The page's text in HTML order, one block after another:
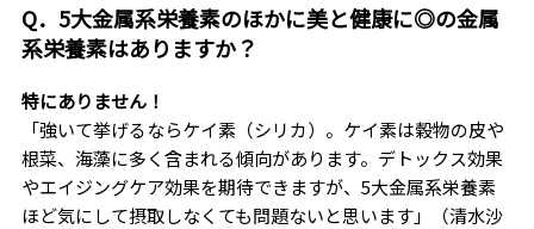
Q．5大金属系栄養素のほかに美と健康に◎の金属
系栄養素はありますか？
特にありません！
「強いて挙げるならケイ素（シリカ）。ケイ素は穀物の皮や
根菜、海藻に多く含まれる傾向があります。デトックス効果
やエイジングケア効果を期待できますが、5大金属系栄養素
ほど気にして摂取しなくても問題ないと思います」（清水沙